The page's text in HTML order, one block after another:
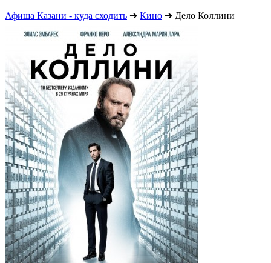
Афиша Казани - куда сходить ➔ Кино ➔ Дело Коллини